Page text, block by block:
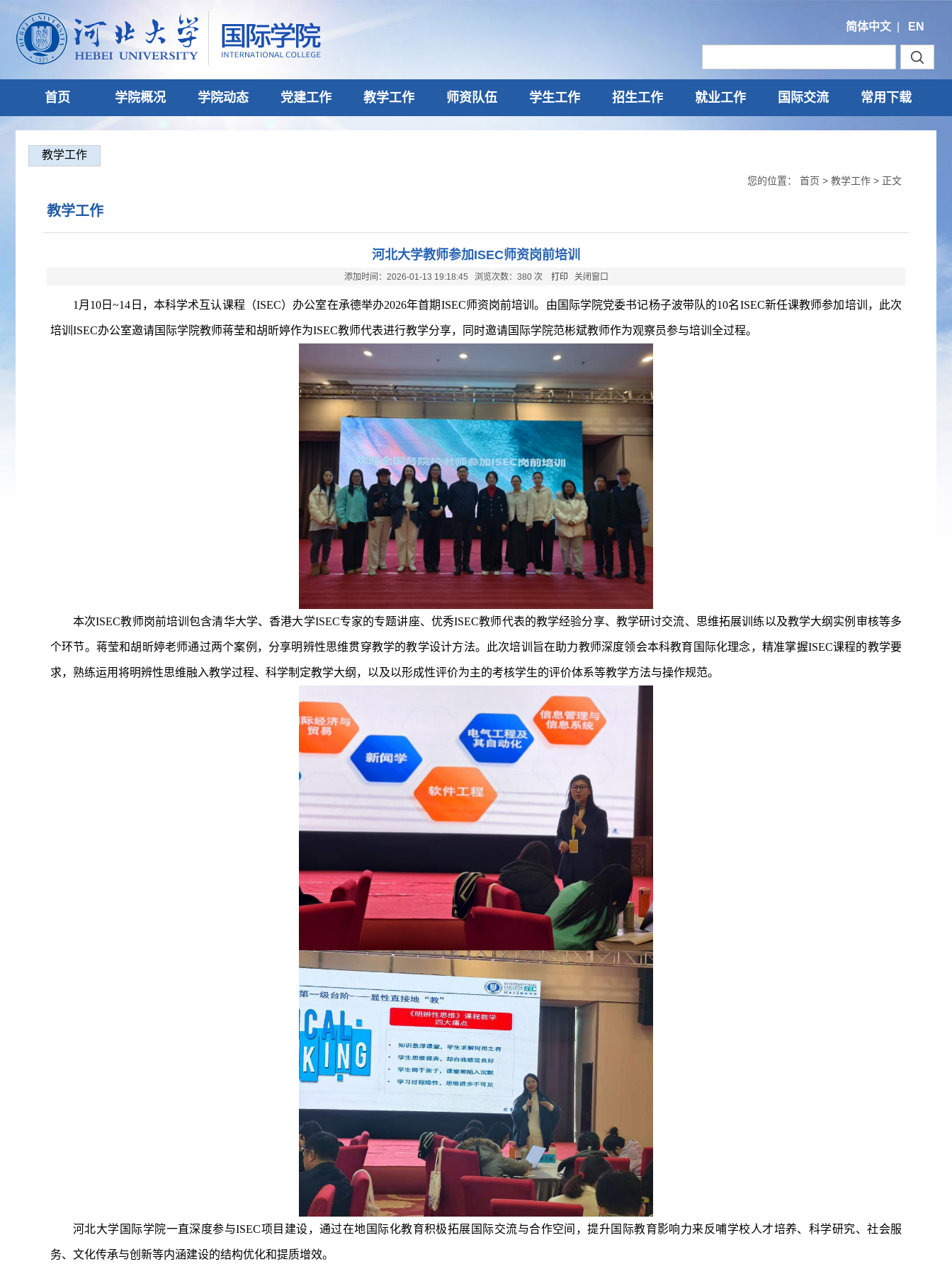
简体中文 EN
首页 学院概况 学院动态 党建工作 教学工作 师资队伍 学生工作 招生工作 就业工作 国际交流 常用下载
教学工作
您的位置： 首页 > 教学工作 > 正文
教学工作
河北大学教师参加ISEC师资岗前培训
添加时间：2026-01-13 19:18:45 浏览次数： 380次 打印 关闭窗口
1月10日~14日，本科学术互认课程（ISEC）办公室在承德举办2026年首期ISEC师资岗前培训。由国际学院党委书记杨子波带队的10名ISEC新任课教师参加培训，此次
培训ISEC办公室邀请国际学院教师蒋莹和胡昕婷作为ISEC教师代表进行教学分享，同时邀请国际学院范彬斌教师作为观察员参与培训全过程。
本次ISEC教师岗前培训包含清华大学、香港大学ISEC专家的专题讲座、优秀ISEC教师代表的教学经验分享、教学研讨交流、思维拓展训练以及教学大纲实例审核等多
个环节。蒋莹和胡昕婷老师通过两个案例，分享明辨性思维贯穿教学的教学设计方法。此次培训旨在助力教师深度领会本科教育国际化理念，精准掌握ISEC课程的教学要
求，熟练运用将明辨性思维融入教学过程、科学制定教学大纲，以及以形成性评价为主的考核学生的评价体系等教学方法与操作规范。
河北大学国际学院一直深度参与ISEC项目建设，通过在地国际化教育积极拓展国际交流与合作空间，提升国际教育影响力来反哺学校人才培养、科学研究、社会服
务、文化传承与创新等内涵建设的结构优化和提质增效。